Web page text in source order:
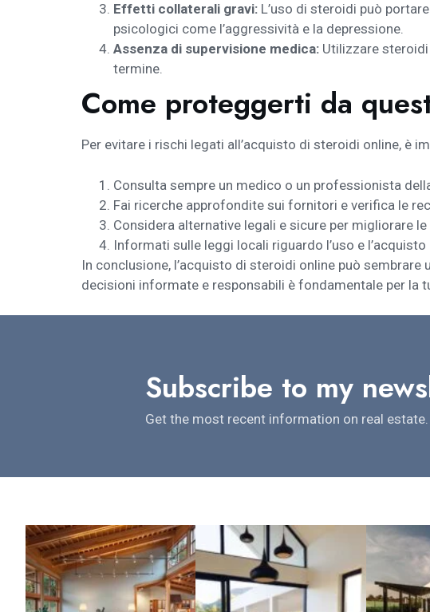
Effetti collaterali gravi: L’uso di steroidi può
psicologici come l’aggressività e la depressione.
Assenza di supervisione medica: Utilizzare
termine.
Come proteggerti da
Per evitare i rischi legati all’acquisto di steroidi online, è
Consulta sempre un medico o un professionista
Fai ricerche approfondite sui fornitori e verifica le
Considera alternative legali e sicure per migliorare
Informati sulle leggi locali riguardo l’uso e l’acquisto
In conclusione, l’acquisto di steroidi online può
decisioni informate e responsabili è fondamentale per la
Subscribe to my
Get the most recent information on real estate.